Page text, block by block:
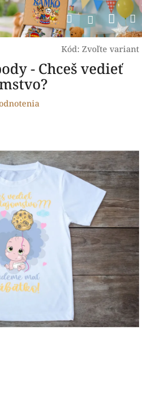
Hľadať
Kód: Zvoľte variant
- Chceš vedieť